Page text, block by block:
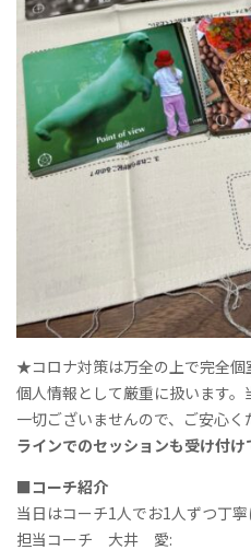
★コロナ対策は万全の上で完全
個人情報として厳重に扱います
一切ございませんので、ご安心く
ラインでのセッションも受け付け
■コーチ紹介
当日はコーチ1人でお1人ずつ丁寧
担当コーチ 大井 愛: